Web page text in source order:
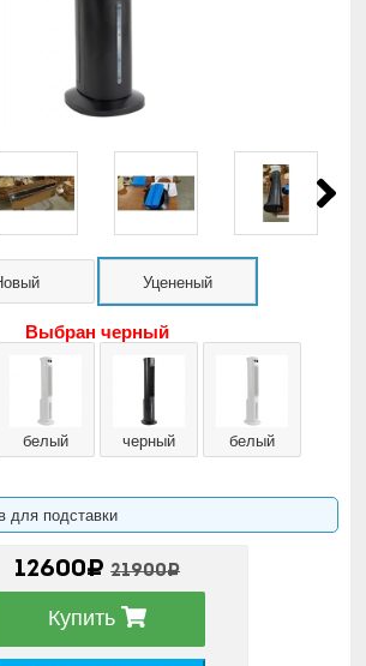
Уцененый
Выбран черный
белый черный белый
для подставки
12600₽ 21900₽
Купить